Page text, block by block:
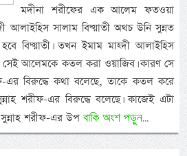
মদীনা শরীফের এক আলেম ফতওয়া
আলাইহিস সালাম বিদ্য়াতী অথচ উনি সুন্নত
বিদ্য়াতী। তখন ইমাম মাহ্দী আলাইহিস
সেই আলেমকে কতল করা ওয়াজিব। কারণ সে
বিরুদ্ধে কথা বলেছে, তাকে কতল করে
শরীফ-এর বিরুদ্ধে বলেছে। কাজেই এটা
শরীফ-এর উপবাকি অংশ পড়ুন...